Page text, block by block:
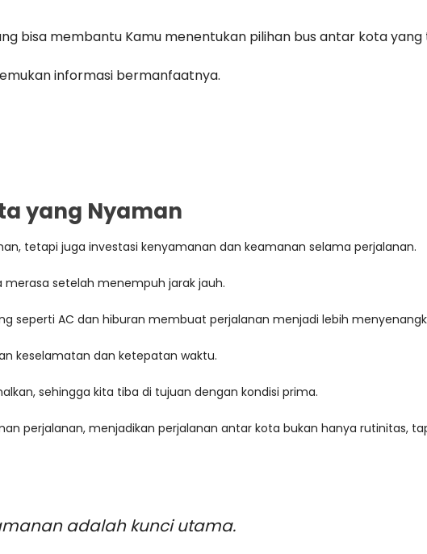
bisa membantu Kamu menentukan pilihan bus antar kota
informasi bermanfaatnya.
yang Nyaman
tetapi juga investasi kenyamanan dan keamanan selama perjalanan.
setelah menempuh jarak jauh.
seperti AC dan hiburan membuat perjalanan menjadi lebih
keselamatan dan ketepatan waktu.
sehingga kita tiba di tujuan dengan kondisi prima.
perjalanan, menjadikan perjalanan antar kota bukan hanya rutinitas,
adalah kunci utama.